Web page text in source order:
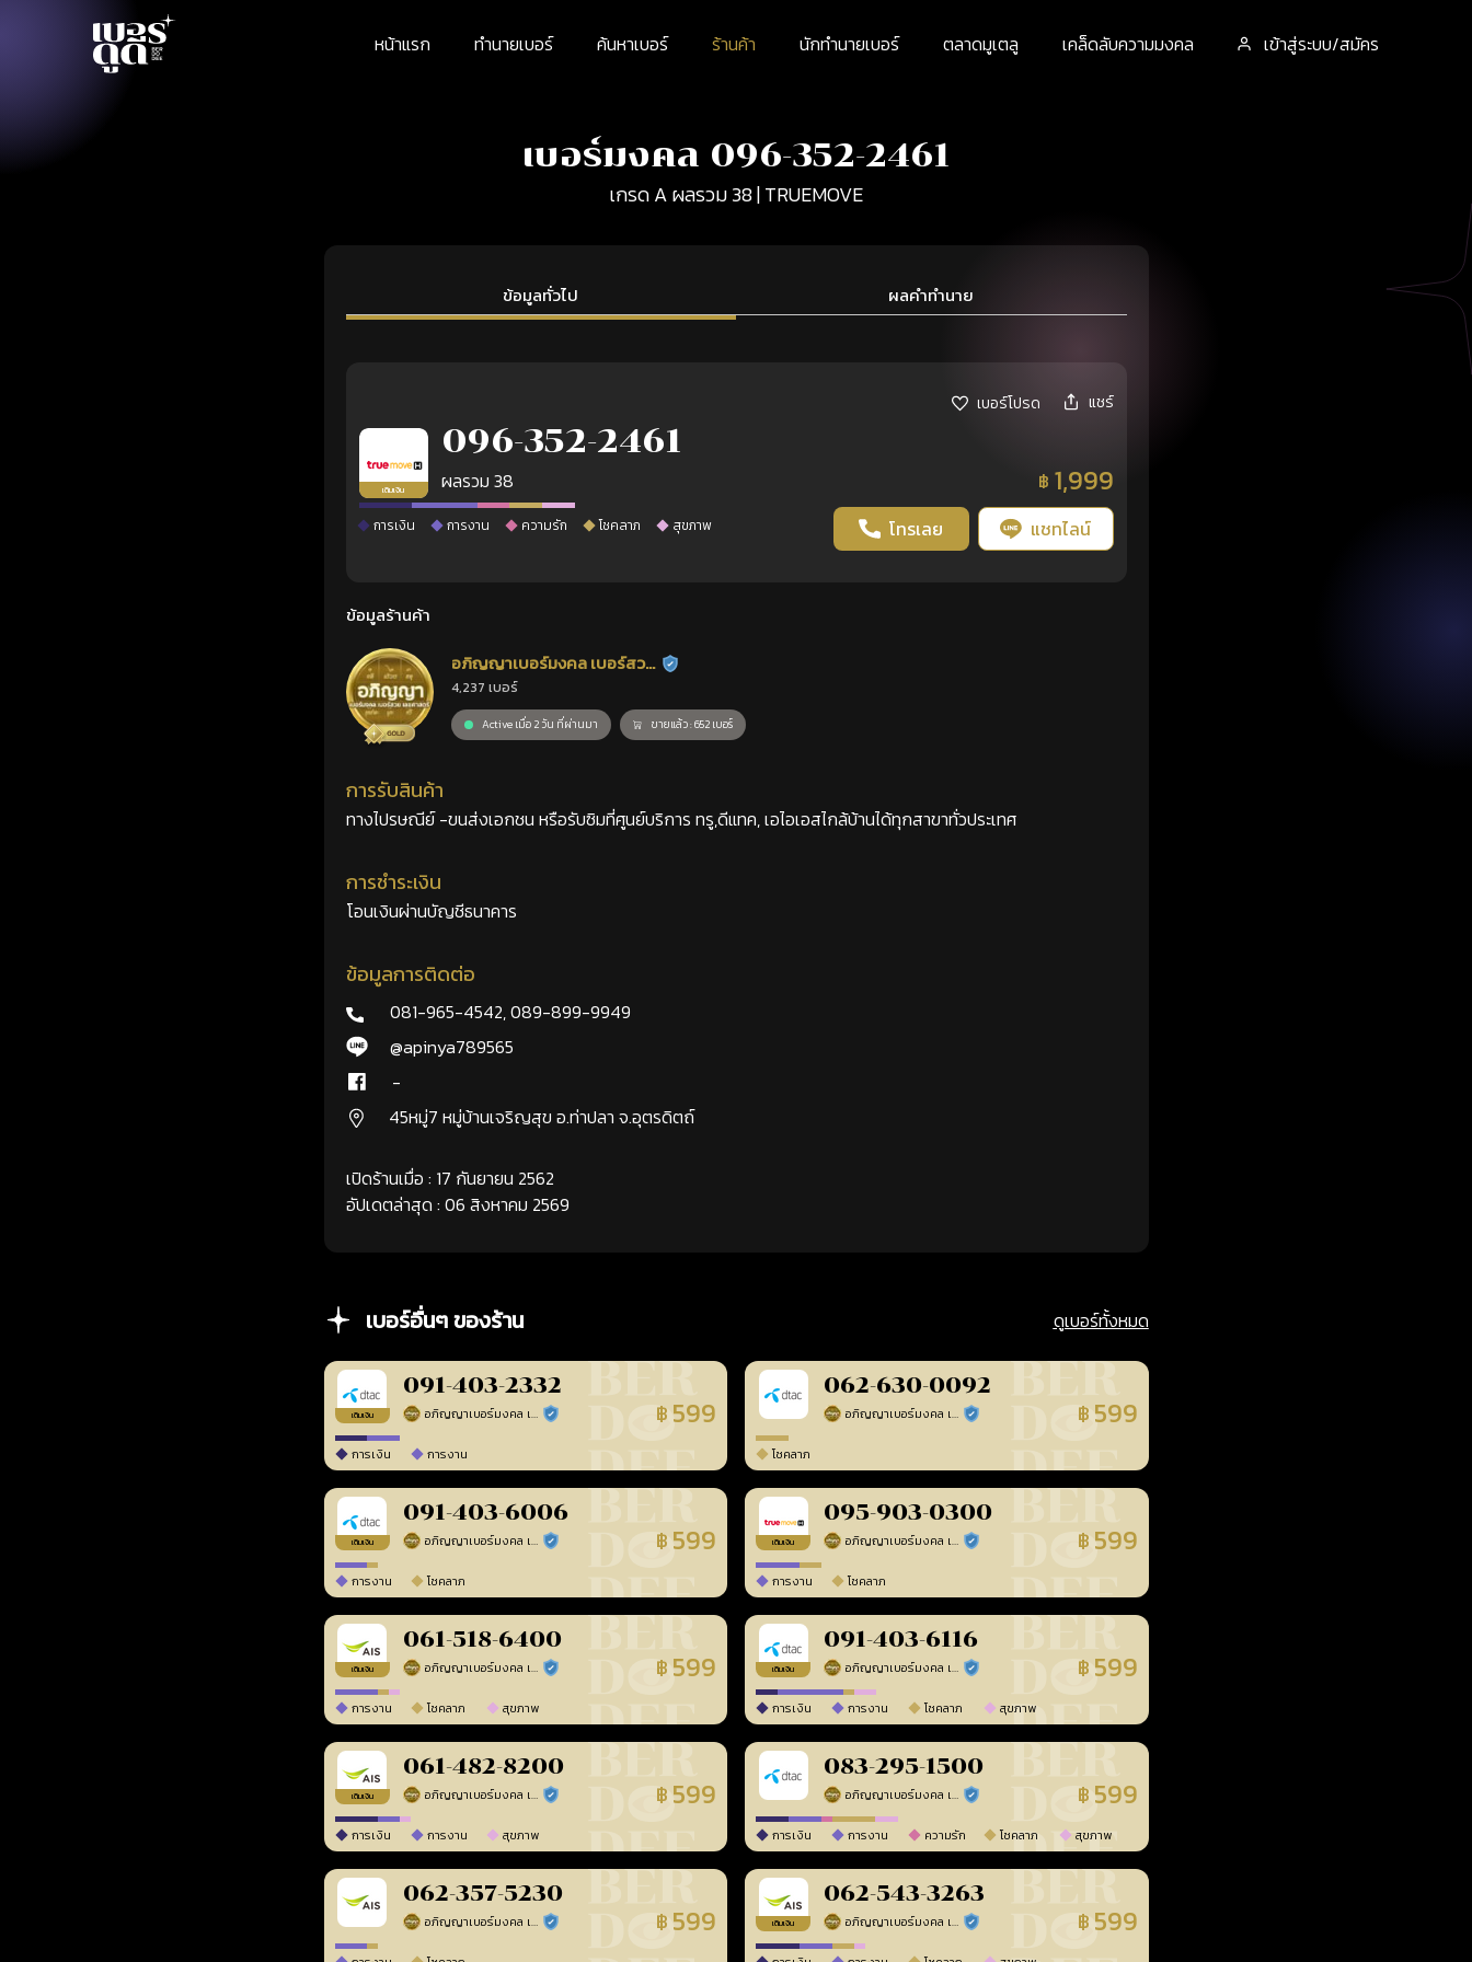
หน้าแรก ทำนายเบอร์ ค้นหาเบอร์ ร้านค้า นักทำนายเบอร์ ตลาดมูเตลู เคล็ดลับความมงคล เข้าสู่ระบบ/สมัคร
เบอร์มงคล 096-352-2461
เกรด A ผลรวม 38 | TRUEMOVE
ข้อมูลทั่วไป ผลคำทำนาย
เบอร์โปรด แชร์
เติมเงิน
096-352-2461
ผลรวม 38 ฿ 1,999
การเงิน การงาน ความรัก โชคลาภ สุขภาพ โทรเลย แชทไลน์
ข้อมูลร้านค้า
อภิญญาเบอร์มงคล เบอร์สวย
เลขศาสตร์
ร้านยืนยันแล้ว
4,237 เบอร์
Active เมื่อ 2 วัน ที่ผ่านมา ขายแล้ว : 652 เบอร์
การรับสินค้า
ทางไปรษณีย์ -ขนส่งเอกชน หรือรับซิมที่ศูนย์บริการ ทรู,ดีแทค, เอไอเอสไกล้บ้านได้ทุกสาขาทั่วประเทศ
การชำระเงิน
โอนเงินผ่านบัญชีธนาคาร
ข้อมูลการติดต่อ
081-965-4542,089-899-9949
@apinya789565
-
45หมู่7 หมู่บ้านเจริญสุข อ.ท่าปลา จ.อุตรดิตถ์
เปิดร้านเมื่อ : 17 กันยายน 2562
อัปเดตล่าสุด : 06 สิงหาคม 2569
เบอร์อื่นๆ ของร้าน ดูเบอร์ทั้งหมด
เติมเงิน
091-403-2332
อภิญญาเบอร์มงคล เบอร์สวยเลขศาสตร์ ร้านยืนยันแล้ว ฿ 599
การเงิน การงาน
062-630-0092
อภิญญาเบอร์มงคล เบอร์สวยเลขศาสตร์ ร้านยืนยันแล้ว ฿ 599
โชคลาภ
เติมเงิน
091-403-6006
อภิญญาเบอร์มงคล เบอร์สวยเลขศาสตร์ ร้านยืนยันแล้ว ฿ 599
การงาน โชคลาภ
เติมเงิน
095-903-0300
อภิญญาเบอร์มงคล เบอร์สวยเลขศาสตร์ ร้านยืนยันแล้ว ฿ 599
การงาน โชคลาภ
เติมเงิน
061-518-6400
อภิญญาเบอร์มงคล เบอร์สวยเลขศาสตร์ ร้านยืนยันแล้ว ฿ 599
การงาน โชคลาภ สุขภาพ
เติมเงิน
091-403-6116
อภิญญาเบอร์มงคล เบอร์สวยเลขศาสตร์ ร้านยืนยันแล้ว ฿ 599
การเงิน การงาน โชคลาภ สุขภาพ
เติมเงิน
061-482-8200
อภิญญาเบอร์มงคล เบอร์สวยเลขศาสตร์ ร้านยืนยันแล้ว ฿ 599
การเงิน การงาน สุขภาพ
083-295-1500
อภิญญาเบอร์มงคล เบอร์สวยเลขศาสตร์ ร้านยืนยันแล้ว ฿ 599
การเงิน การงาน ความรัก โชคลาภ สุขภาพ
062-357-5230
อภิญญาเบอร์มงคล เบอร์สวยเลขศาสตร์ ร้านยืนยันแล้ว ฿ 599 เติมเงิน
062-543-3263
อภิญญาเบอร์มงคล เบอร์สวยเลขศาสตร์ ร้านยืนยันแล้ว ฿ 599